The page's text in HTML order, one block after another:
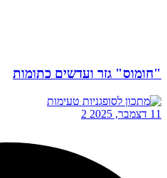
"חומוס" גזר ועדשים כתומות
11 דצמבר, 2025 2